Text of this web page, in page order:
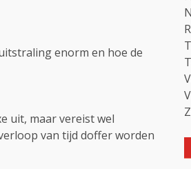
enorm en hoe de
uit, maar vereist wel
van tijd doffer worden